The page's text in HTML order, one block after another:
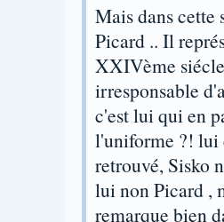
Mais dans cette
Picard .. Il
XXIVème
irresponsable
c'est lui qui en
l'uniforme ?! lui
retrouvé, Sisko
lui non Picard ,
remarque bien